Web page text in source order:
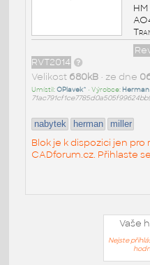
RVT2014
Velikost 680kB• ze dne
Umístil:OPlavek^ • Výrobce: Herman
nabytek herman miller
Blok je k dispozici jen
CADforum.cz. Přihlaste
Vaše
Nejste